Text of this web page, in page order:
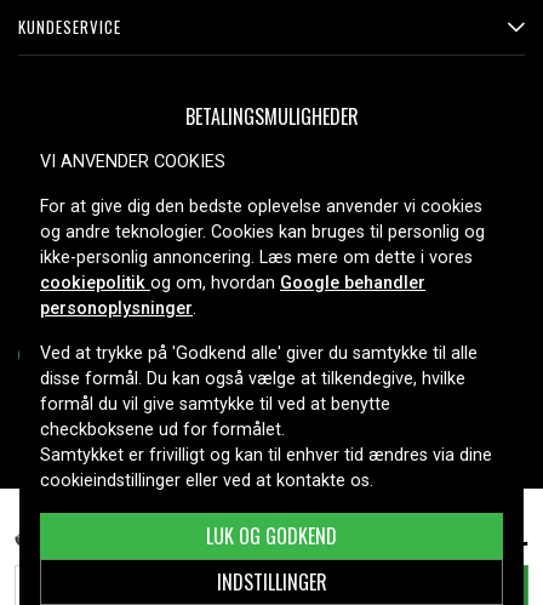
Asus ROG G551JW-CN178H, 10.8V, 4800 mAh 339 kr.
TILFØJ TIL KURV
KUNDESERVICE
BETALINGSMULIGHEDER
LEVERINGSMULIGHEDER
Copyright © 2026, Spares Nordic AB
VI ANVENDER COOKIES
For at give dig den bedste oplevelse anvender vi cookies
og andre teknologier. Cookies kan bruges til personlig og
ikke-personlig annoncering. Læs mere om dette i vores
cookiepolitik og om, hvordan Google behandler
personoplysninger.
Ved at trykke på 'Godkend alle' giver du samtykke til alle
disse formål. Du kan også vælge at tilkendegive, hvilke
formål du vil give samtykke til ved at benytte
checkboksene ud for formålet.
Samtykket er frivilligt og kan til enhver tid ændres via dine
cookieindstillinger eller ved at kontakte os.
INDSTILLINGER
LUK OG GODKEND